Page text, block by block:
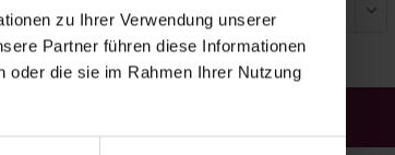
zu Ihrer Verwendung unserer
Partner führen diese Informationen
oder die sie im Rahmen Ihrer Nutzung
Gesamtpreis: